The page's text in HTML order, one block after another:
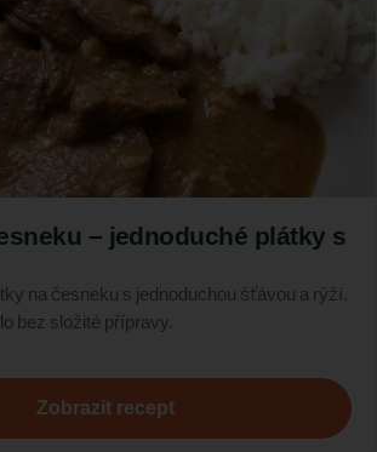
– jednoduché plátky s
na česneku s jednoduchou šťávou a rýží.
bez složité přípravy.
Zobrazit recept